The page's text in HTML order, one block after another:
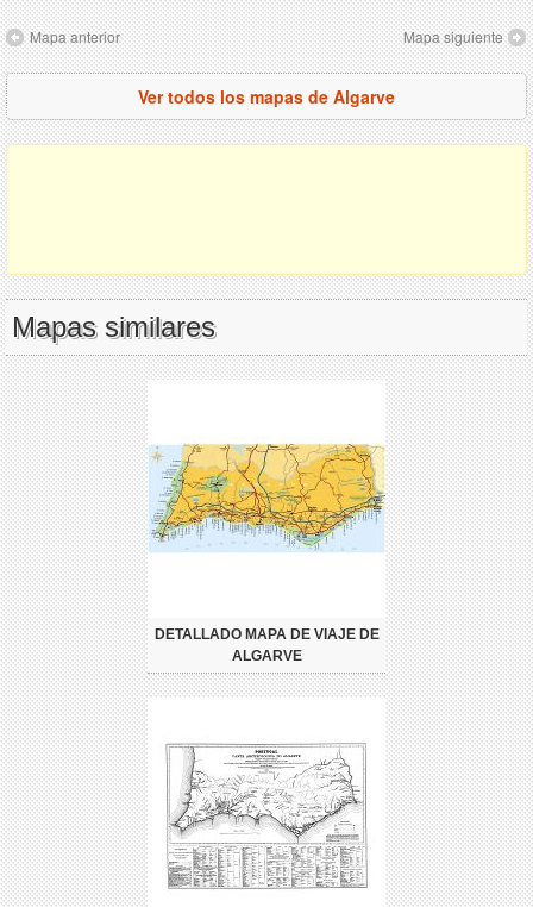
Mapa anterior Mapa siguiente
Ver todos los mapas de Algarve
Mapas similares
DETALLADO MAPA DE VIAJE DE
ALGARVE